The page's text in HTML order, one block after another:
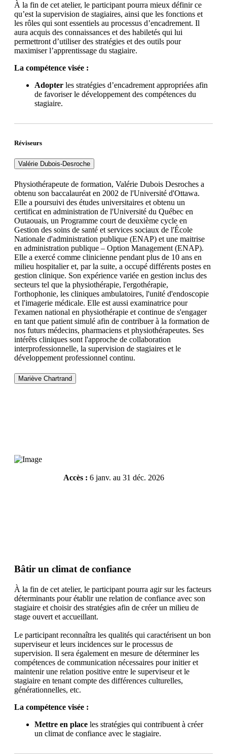
À la fin de cet atelier, le participant pourra mieux définir ce
qu’est la supervision de stagiaires, ainsi que les fonctions et
les rôles qui sont essentiels au processus d’encadrement. Il
aura acquis des connaissances et des habiletés qui lui
permettront d’utiliser des stratégies et des outils pour
maximiser l’apprentissage du stagiaire.
La compétence visée :
Adopter les stratégies d’encadrement appropriées afin
de favoriser le développement des compétences du
stagiaire.
Réviseurs
Valérie Dubois-Desroche
Physiothérapeute de formation, Valérie Dubois Desroches a
obtenu son baccalauréat en 2002 de l'Université d'Ottawa.
Elle a poursuivi des études universitaires et obtenu un
certificat en administration de l'Université du Québec en
Outaouais, un Programme court de deuxième cycle en
Gestion des soins de santé et services sociaux de l'École
Nationale d'administration publique (ENAP) et une maitrise
en administration publique – Option Management (ENAP).
Elle a exercé comme clinicienne pendant plus de 10 ans en
milieu hospitalier et, par la suite, a occupé différents postes en
gestion clinique. Son expérience variée en gestion inclus des
secteurs tel que la physiothérapie, l'ergothérapie,
l'orthophonie, les cliniques ambulatoires, l'unité d'endoscopie
et l'imagerie médicale. Elle est aussi examinatrice pour
l'examen national en physiothérapie et continue de s'engager
en tant que patient simulé afin de contribuer à la formation de
nos futurs médecins, pharmaciens et physiothérapeutes. Ses
intérêts cliniques sont l'approche de collaboration
interprofessionnelle, la supervision de stagiaires et le
développement professionnel continu.
Mariève Chartrand
Accès : 6 janv. au 31 déc. 2026
Bâtir un climat de confiance
À la fin de cet atelier, le participant pourra agir sur les facteurs
déterminants pour établir une relation de confiance avec son
stagiaire et choisir des stratégies afin de créer un milieu de
stage ouvert et accueillant.
Le participant reconnaîtra les qualités qui caractérisent un bon
superviseur et leurs incidences sur le processus de
supervision. Il sera également en mesure de déterminer les
compétences de communication nécessaires pour initier et
maintenir une relation positive entre le superviseur et le
stagiaire en tenant compte des différences culturelles,
générationnelles, etc.
La compétence visée :
Mettre en place les stratégies qui contribuent à créer
un climat de confiance avec le stagiaire.